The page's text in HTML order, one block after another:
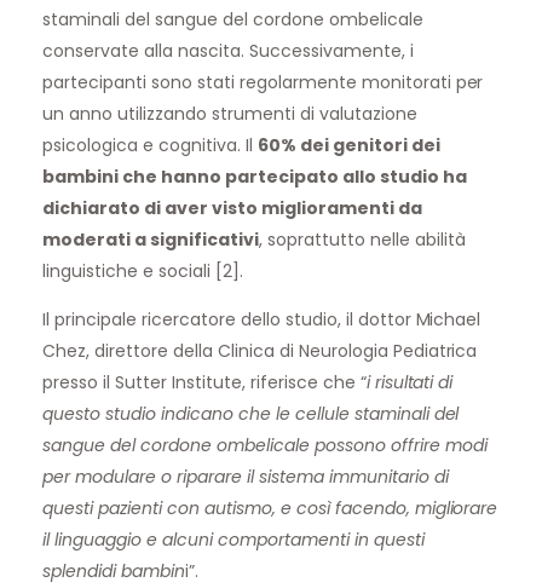
staminali del sangue del cordone ombelicale
conservate alla nascita. Successivamente, i
partecipanti sono stati regolarmente monitorati per
un anno utilizzando strumenti di valutazione
psicologica e cognitiva. Il 60% dei genitori dei
bambini che hanno partecipato allo studio ha
dichiarato di aver visto miglioramenti da
moderati a significativi, soprattutto nelle abilità
linguistiche e sociali [2].
Il principale ricercatore dello studio, il dottor Michael
Chez, direttore della Clinica di Neurologia Pediatrica
presso il Sutter Institute, riferisce che “i risultati di
questo studio indicano che le cellule staminali del
sangue del cordone ombelicale possono offrire modi
per modulare o riparare il sistema immunitario di
questi pazienti con autismo, e così facendo, migliorare
il linguaggio e alcuni comportamenti in questi
splendidi bambini”.